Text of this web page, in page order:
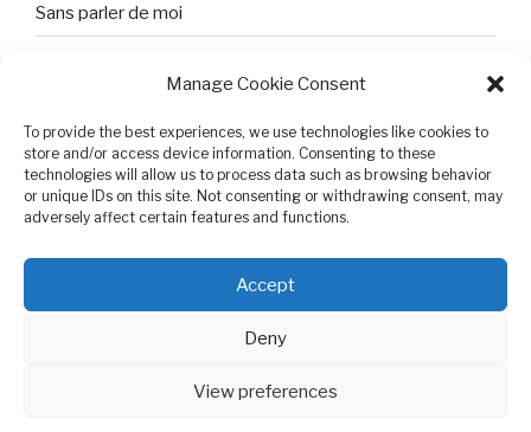
Manage Cookie Consent
To provide the best experiences, we use technologies like cookies to
store and/or access device information. Consenting to these
technologies will allow us to process data such as browsing behavior
or unique IDs on this site. Not consenting or withdrawing consent, may
adversely affect certain features and functions.
Accept
Deny
View preferences
Sans parler de moi
Tristesse et attente
Variable complexe